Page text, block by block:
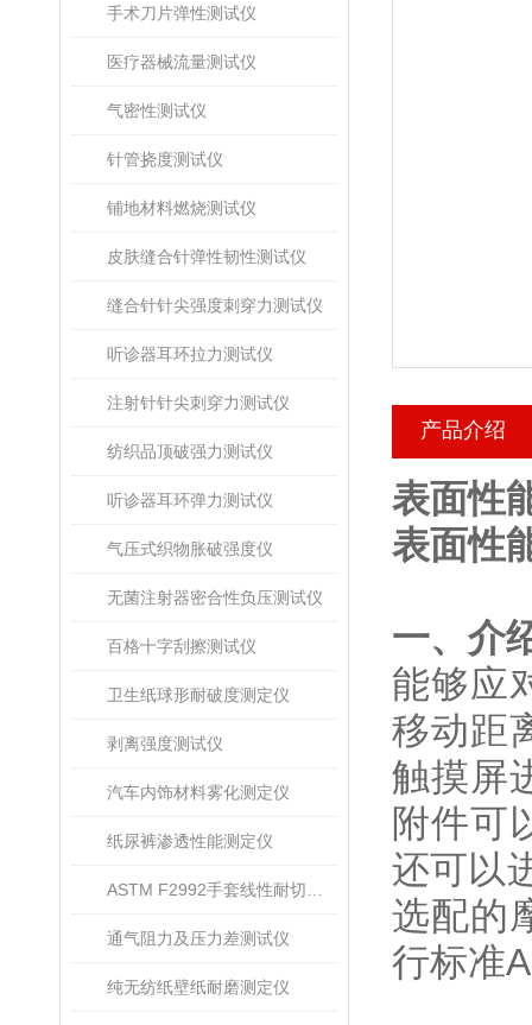
手术刀片弹性测试仪
医疗器械流量测试仪
气密性测试仪
针管挠度测试仪
铺地材料燃烧测试仪
皮肤缝合针弹性韧性测试仪
缝合针针尖强度刺穿力测试仪
听诊器耳环拉力测试仪
注射针针尖刺穿力测试仪
纺织品顶破强力测试仪
听诊器耳环弹力测试仪
气压式织物胀破强度仪
无菌注射器密合性负压测试仪
百格十字刮擦测试仪
卫生纸球形耐破度测定仪
剥离强度测试仪
汽车内饰材料雾化测定仪
纸尿裤渗透性能测定仪
通气阻力及压力差测试仪
纯无纺纸壁纸耐磨测定仪
产品介绍
表面性
表面性
一、介
能够应
移动距
触摸屏
附件可
还可以
选配的
行标准